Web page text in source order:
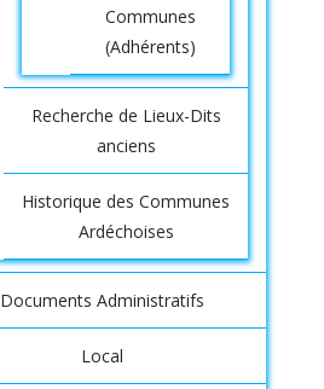
Communes
(Adhérents)
Recherche de Lieux-Dits
anciens
Historique des Communes
Ardéchoises
Documents Administratifs
Local